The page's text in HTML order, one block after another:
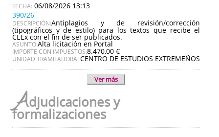
06/08/2026 13:13
390/26
DESCRIPCIÓN:Antiplagios y de revisión/corrección
(tipográficos y de estilo) para los textos que recibe el
CEEx con el fin de ser publicados.
ASUNTO:Alta licitación en Portal
IMPORTE CON IMPUESTOS:8.470,00 €
UNIDAD TRAMITADORA: CENTRO DE ESTUDIOS EXTREMEÑOS
Ver más
Adjudicaciones y
formalizaciones